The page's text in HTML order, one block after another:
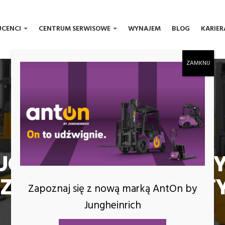
CENTRUM SERWISOWE WYNAJEM BLOG
ALULIFT
Zapoznaj się z nową marką AntOn by
Jungheinrich